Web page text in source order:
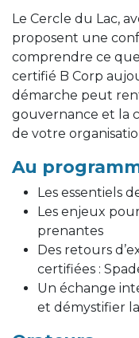
Le Cercle du Lac,
proposent une
comprendre ce
certifié B Corp
démarche peut
gouvernance et la
de votre
Au
Les essentiels
Les enjeux
prenantes
Des retours
certifiées :
Un échange
et démystifier